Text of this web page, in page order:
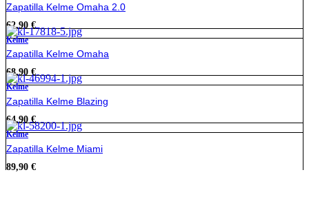
Zapatilla Kelme Omaha 2.0
62,90 €
Kelme
Zapatilla Kelme Omaha
68,90 €
Kelme
Zapatilla Kelme Blazing
64,90€
Kelme
Zapatilla Kelme Miami
89,90 €